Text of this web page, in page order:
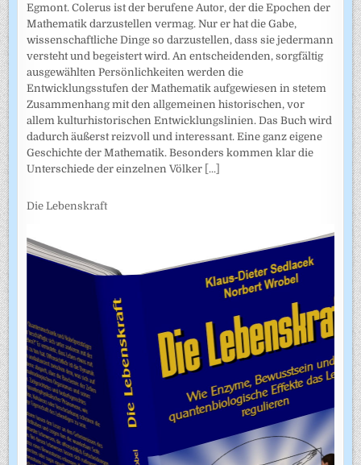
Egmont. Colerus ist der berufene Autor, der die Epochen der
Mathematik darzustellen vermag. Nur er hat die Gabe,
wissenschaftliche Dinge so darzustellen, dass sie jedermann
versteht und begeistert wird. An entscheidenden, sorgfältig
ausgewählten Persönlichkeiten werden die
Entwicklungsstufen der Mathematik aufgewiesen in stetem
Zusammenhang mit den allgemeinen historischen, vor
allem kulturhistorischen Entwicklungslinien. Das Buch wird
dadurch äußerst reizvoll und interessant. Eine ganz eigene
Geschichte der Mathematik. Besonders kommen klar die
Unterschiede der einzelnen Völker [...]
Die Lebenskraft